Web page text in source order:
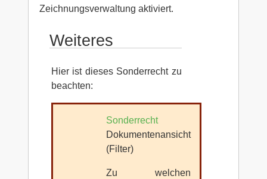
Zeichnungsverwaltung aktiviert.
Weiteres
Hier ist dieses Sonderrecht zu
beachten:
Sonderrecht
Dokumentenansicht
(Filter)
Zu welchen